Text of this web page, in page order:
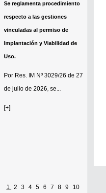
Se reglamenta procedimiento
respecto a las gestiones
vinculadas al permiso de
Implantación y Viabilidad de
Uso.
Por Res. IM Nº 3029/26 de 27
de julio de 2026, se...
[+]
1 2 3 4 5 6 7 8 9 10